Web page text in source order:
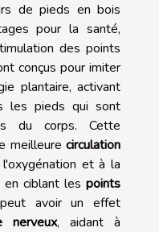
de pieds en bois
pour la santé,
des points
conçus pour imiter
plantaire, activant
les pieds qui sont
du corps. Cette
meilleure circulation
et à la
ciblant les points
avoir un effet
nerveux, aidant à